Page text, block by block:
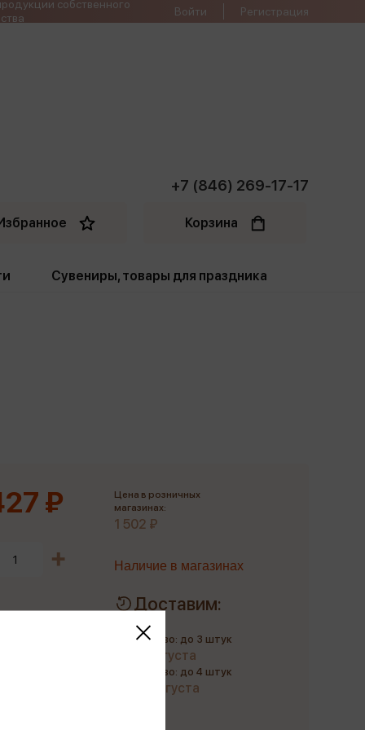
собственного
Войти Регистрация
+7 (846) 269-17-17
Корзина
Сувениры, товары для праздника
₽
Цена в розничных
магазинах:
1 502 ₽
Наличие в магазинах
Доставим:
Количество: до 3 штук
до 11 августа
Количество: до 4 штук
до 22 августа